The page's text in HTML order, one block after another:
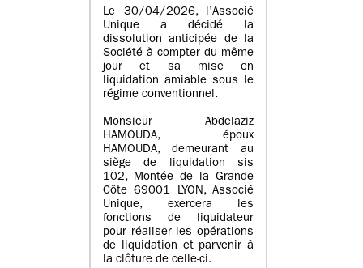
Le 30/04/2026, l’Associé
Unique a décidé la
dissolution anticipée de la
Société à compter du même
jour et sa mise en
liquidation amiable sous le
régime conventionnel.
Monsieur Abdelaziz
HAMOUDA, époux
HAMOUDA, demeurant au
siège de liquidation sis
102, Montée de la Grande
Côte 69001 LYON, Associé
Unique, exercera les
fonctions de liquidateur
pour réaliser les opérations
de liquidation et parvenir à
la clôture de celle-ci.